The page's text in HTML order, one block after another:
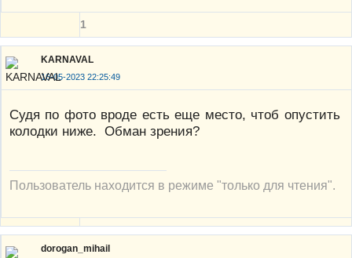
1
KARNAVAL
16-05-2023 22:25:49
Судя по фото вроде есть еще место, чтоб опустить
колодки ниже. Обман зрения?
Пользователь находится в режиме "только для чтения".
dorogan_mihail